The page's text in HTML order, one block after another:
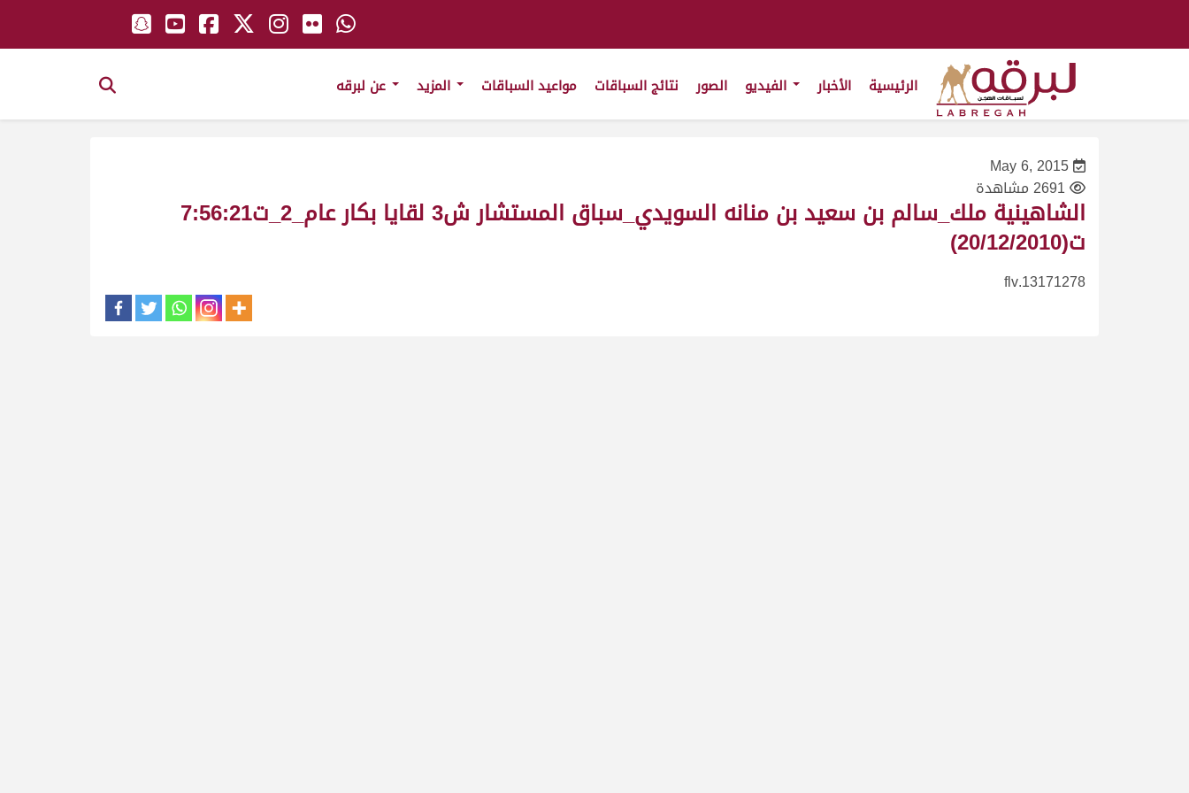
الرئيسية الأخبار الصور نتائج السباقات مواعيد السباقات
May 6, 2015
2691 مشاهدة
الشاهينية ملك_سالم بن سعيد بن منانه السويدي_سباق المستشار ش3 لقايا بكار عام_2_ت7:56:21
ت(20/12/2010)
13171278.flv